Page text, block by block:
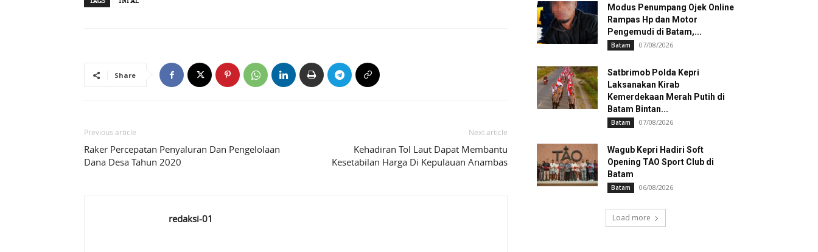
Share
Previous article
Raker Percepatan Penyaluran Dan Pengelolaan
Dana Desa Tahun 2020
Next article
Kehadiran Tol Laut Dapat Membantu
Kesetabilan Harga Di Kepulauan Anambas
redaksi-01
Modus Penumpang Ojek Online
Rampas Hp dan Motor
Pengemudi di Batam,...
Batam 07/08/2026
Satbrimob Polda Kepri
Laksanakan Kirab
Kemerdekaan Merah Putih di
Batam Bintan...
Batam 07/08/2026
Wagub Kepri Hadiri Soft
Opening TAO Sport Club di
Batam
Batam 06/08/2026
Load more